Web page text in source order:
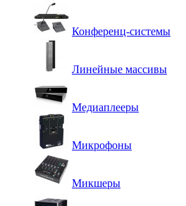
Конференц-системы
Линейные массивы
Медиаплееры
Микрофоны
Микшеры